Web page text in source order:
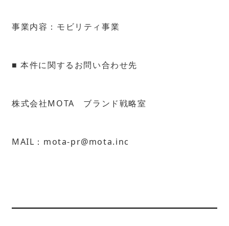
事業内容：モビリティ事業
■ 本件に関するお問い合わせ先
株式会社MOTA ブランド戦略室
MAIL：mota-pr@mota.inc